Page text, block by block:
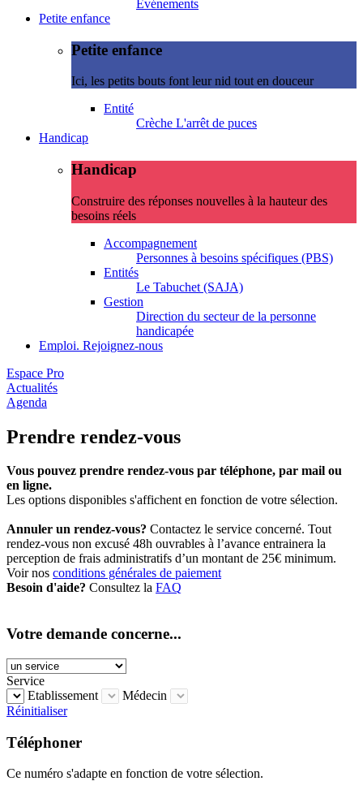
Evénements
Petite enfance
Petite enfance
Ici, les petits bouts font leur nid tout en douceur
Entité
Crèche L'arrêt de puces
Handicap
Handicap
Construire des réponses nouvelles à la hauteur des
besoins réels
Accompagnement
Personnes à besoins spécifiques (PBS)
Entités
Le Tabuchet (SAJA)
Gestion
Direction du secteur de la personne
handicapée
Emploi. Rejoignez-nous
Espace Pro
Actualités
Agenda
Prendre rendez-vous
Vous pouvez prendre rendez-vous par téléphone, par mail ou
en ligne.
Les options disponibles s'affichent en fonction de votre sélection.
Annuler un rendez-vous? Contactez le service concerné. Tout
rendez-vous non excusé 48h ouvrables à l’avance entrainera la
perception de frais administratifs d’un montant de 25€ minimum.
Voir nos conditions générales de paiement
Besoin d'aide? Consultez la FAQ
Votre demande concerne...
Service
Etablissement
Médecin
Réinitialiser
Téléphoner
Ce numéro s'adapte en fonction de votre sélection.